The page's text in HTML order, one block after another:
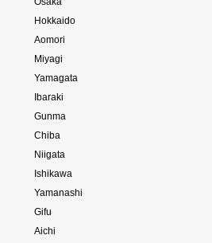
Hokkaido
Aomori
Miyagi
Yamagata
Ibaraki
Gunma
Chiba
Niigata
Ishikawa
Yamanashi
Gifu
Aichi